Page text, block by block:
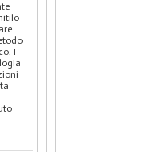
I